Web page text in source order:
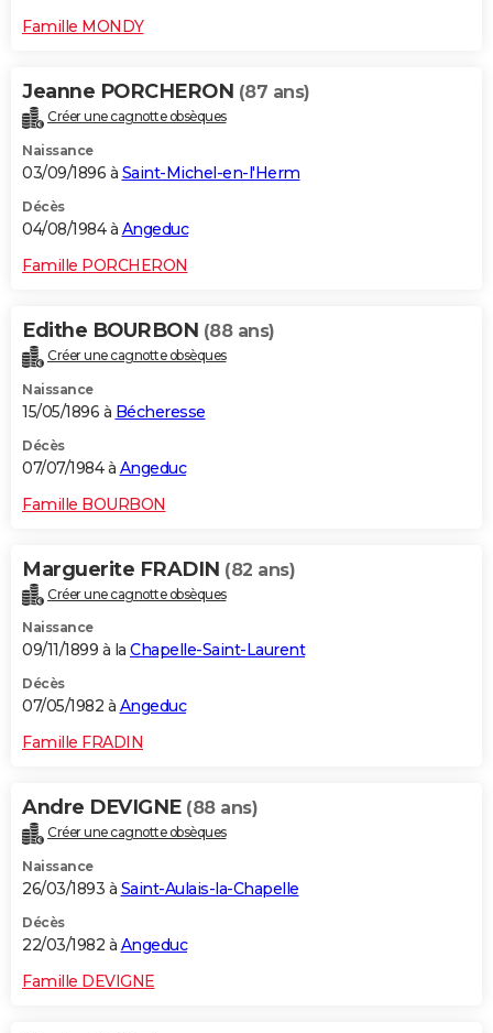
Famille MONDY
Jeanne PORCHERON (87 ans)
Créer une cagnotte obsèques
Naissance
03/09/1896 à Saint-Michel-en-l'Herm
Décès
04/08/1984 à Angeduc
Famille PORCHERON
Edithe BOURBON (88 ans)
Créer une cagnotte obsèques
Naissance
15/05/1896 à Bécheresse
Décès
07/07/1984 à Angeduc
Famille BOURBON
Marguerite FRADIN (82 ans)
Créer une cagnotte obsèques
Naissance
09/11/1899 à la Chapelle-Saint-Laurent
Décès
07/05/1982 à Angeduc
Famille FRADIN
Andre DEVIGNE (88 ans)
Créer une cagnotte obsèques
Naissance
26/03/1893 à Saint-Aulais-la-Chapelle
Décès
22/03/1982 à Angeduc
Famille DEVIGNE